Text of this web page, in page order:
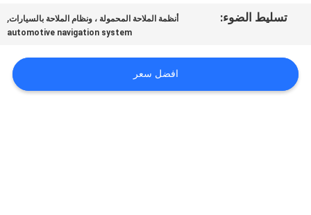
الجودة
اتصل
بنا
تسليط الضوء: أنظمة الملاحة المحمولة ، ونظام الملاحة بالسيارات,
automotive navigation system
افضل سعر